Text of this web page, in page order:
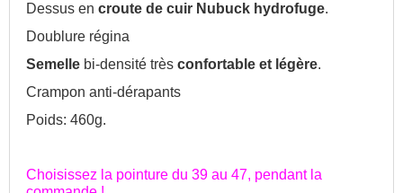
Dessus encroute de cuir Nubuck hydrofuge.
Doublure régina
Semelle bi-densité trèsconfortable et légère.
Crampon anti-dérapants
Poids: 460g.
Choisissez la pointure du 39 au 47, pendant la